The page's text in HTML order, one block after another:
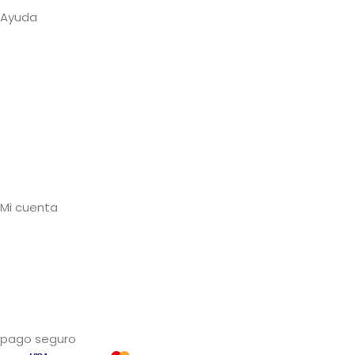
Ayuda
Mi cuenta
pago seguro